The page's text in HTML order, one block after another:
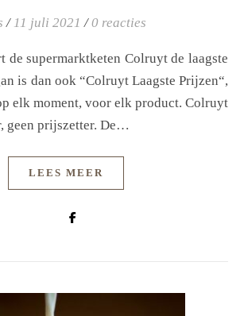
/ 11 juli 2021 / 0 reacties
is dan ook “Colruyt Laagste Prijzen“,
elk moment, voor elk product. Colruyt
geen prijszetter. De…
LEES MEER